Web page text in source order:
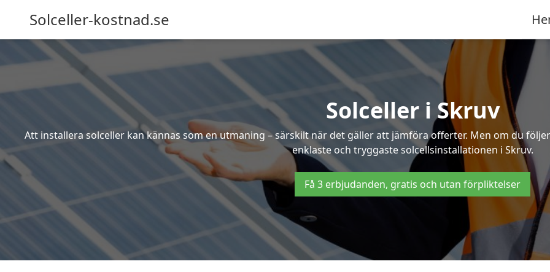
Solceller-kostnad.se
Solceller i Skruv
Att installera solceller kan kännas som en utmaning – särskilt när det gäller att jämföra offerter. Men om du
enklaste och tryggaste solcellsinstallationen i Skruv.
Få 3 erbjudanden, gratis och utan förpliktelser